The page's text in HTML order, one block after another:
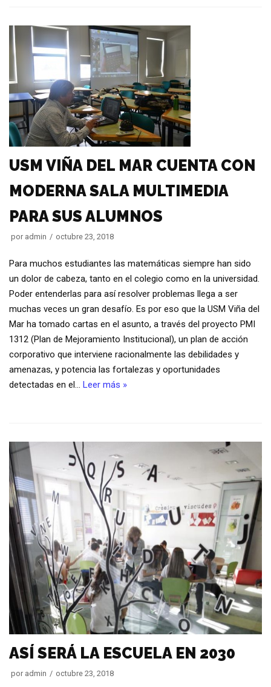
USM VIÑA DEL MAR CUENTA CON
MODERNA SALA MULTIMEDIA
PARA SUS ALUMNOS
por admin octubre 23, 2018
Para muchos estudiantes las matemáticas siempre han sido
un dolor de cabeza, tanto en el colegio como en la universidad.
Poder entenderlas para así resolver problemas llega a ser
muchas veces un gran desafío. Es por eso que la USM Viña del
Mar ha tomado cartas en el asunto, a través del proyecto PMI
1312 (Plan de Mejoramiento Institucional), un plan de acción
corporativo que interviene racionalmente las debilidades y
amenazas, y potencia las fortalezas y oportunidades
detectadas en el… Leer más »
ASÍ SERÁ LA ESCUELA EN 2030
por admin octubre 23, 2018